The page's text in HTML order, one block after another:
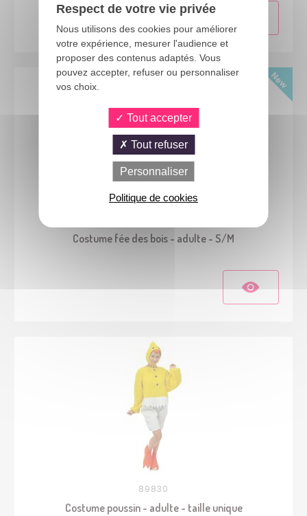
Costume fée des bois - adulte - S/M
89830
Costume poussin - adulte - taille unique
Respect de votre vie privée
Nous utilisons des cookies pour améliorer
votre expérience, mesurer l'audience et
proposer des contenus adaptés. Vous
pouvez accepter, refuser ou personnaliser
vos choix.
Tout accepter
Tout refuser
Personnaliser
Politique de cookies